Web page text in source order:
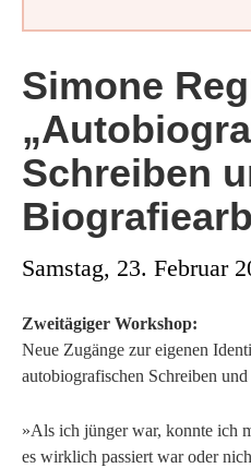
Simone
Schreiben
Samstag, 23. Februar
Zweitägiger Workshop:
Neue Zugänge zur eigenen
autobiografischen Schreiben
»Als ich jünger war, konnte ich
es wirklich passiert war oder